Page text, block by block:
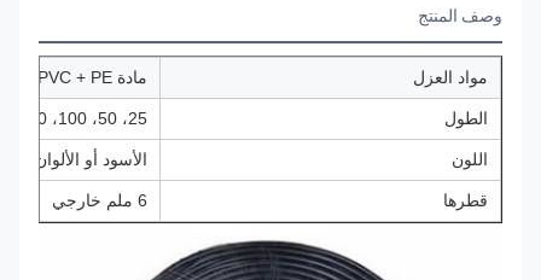
وصف المنتج
مواد العزل مادة PVC + PE
الطول 25، 50، 100، 200، 500
اللون الأسود أو الألوان
قطرها 6 ملم خارجي